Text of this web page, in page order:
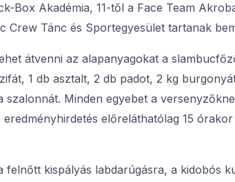
Box Akadémia, 11-től a Face Team
Crew Tánc és Sportegyesület tartanak
átvenni az alapanyagokat a
1 db asztalt, 2 db padot, 2 kg
szalonnát. Minden egyebet a
eredményhirdetés előreláthatólag 15 órakor
felnőtt kispályás labdarúgásra, a kidobós